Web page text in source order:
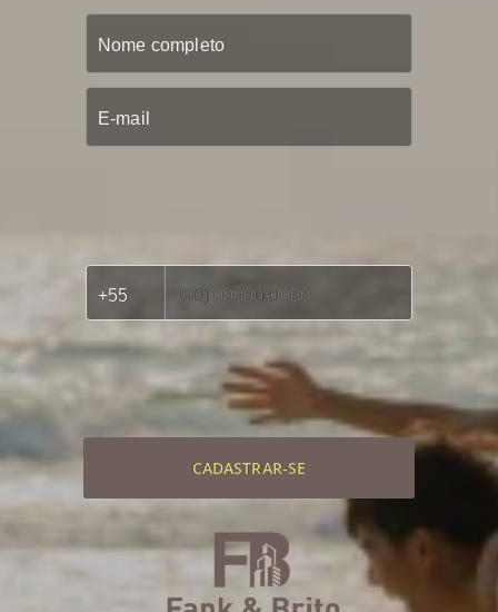
CADASTRAR-SE